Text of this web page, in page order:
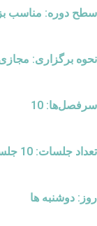
سطح دوره: مناسب
نحوه برگزاری:
سرفصل‌ها: 10
تعداد جلسات: 10 جلسه
روز: دوشنبه ها